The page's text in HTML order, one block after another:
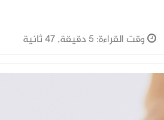
وقت القراءة: 5 دقيقة, 47 ثانية